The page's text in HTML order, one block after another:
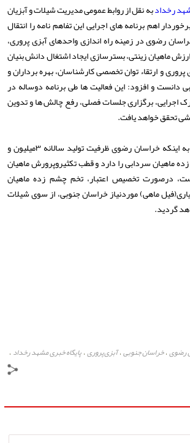
رخدادبه نقل از روابط عمومی مدیریت شیلات و آبزیان
اهم برنامه های اجرایی این تفاهم نامه را انتقال
رضوی در زمینه راه اندازی واحدهای آبزی پروری،
ماهیان زینتی، بسترسازی ایجاد اشتغال دانش بنیان
و ارتقاء توان تخصصی کارشناسان، بهره برداران و
دانست و افزود: این فعالیت ها طی برنامه دوساله در
اجرایی، برگزاری جلسات فصلی، رفع چالش ها و تدوین
تحقق خواهد یافت.
وی تاکید کرد: با عنایت به اینکه خراسان رضوی ظرفیت تولید سالانه ۳میلیون و
زده ماهیان سردابی را دارد و قطب تکثیروپرورش ماهیان
درصورت تخصیص اعتبار، تخم چشم زده ماهیان
ماهی) موردنیاز خراسان جنوبی، از سوی شیلات
گردید.
رضوی،خراسان جنوبی،آبزی‌پروری،پایگاه خبری مشهد رخداد ،